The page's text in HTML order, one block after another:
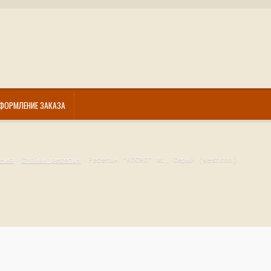
ЗАКАЗА
Стойки ресепшн Ресепшн "КОСМО" №1, Серый (Westcom)